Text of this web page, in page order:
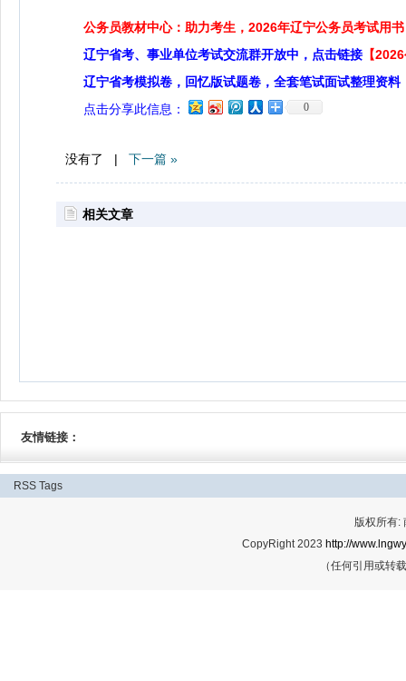
公务员教材中心：助力考生，2026年辽宁公务员考试用书
辽宁省考、事业单位考试交流群开放中，点击链接 【
辽宁省考模拟卷，回忆版试题卷，全套笔试面试整理资料
点击分享此信息：
0
没有了 | 下一篇 »
相关文章
友情链接：
RSS Tags
版权所有:
CopyRight 2023 http://
（任何引用或转